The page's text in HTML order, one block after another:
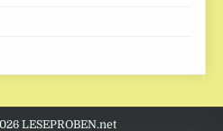
LESEPROBEN.net